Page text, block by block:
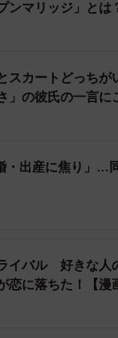
ントに現れる女
になります。い
さん似たような
てしまうものな
たラブホテルを
にしていただき
ンマリッジ」とは
スカートどっち
の彼氏の一言に
・出産に焦り」…
イバル 好きな人
に落ちた！【漫